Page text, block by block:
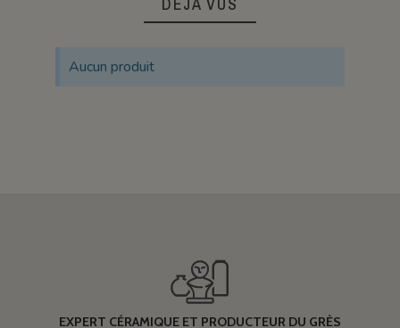
Aucun produit
EXPERT CÉRAMIQUE ET PRODUCTEUR DU GRÈS